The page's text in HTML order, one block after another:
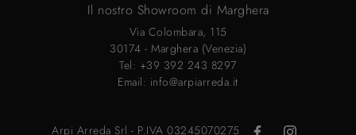
Il nostro Showroom di Marghera
Via Colombara, 115
30174 - Marghera (Venezia)
Tel: +39 392 243 8297
Email: info@arpiarreda.it
Arpi Arreda Srl - P.IVA 03245070275